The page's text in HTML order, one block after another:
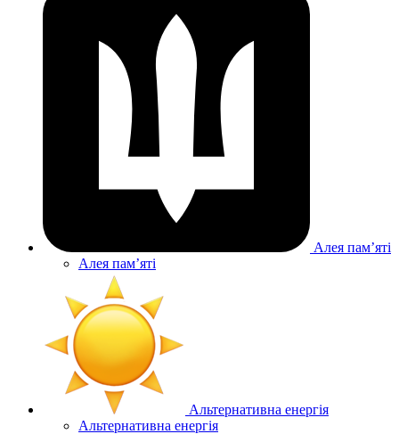
Алея памʼяті
Алея памʼяті
Альтернативна енергія
Альтернативна енергія